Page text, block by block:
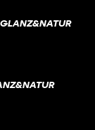
GLANZ&NATUR